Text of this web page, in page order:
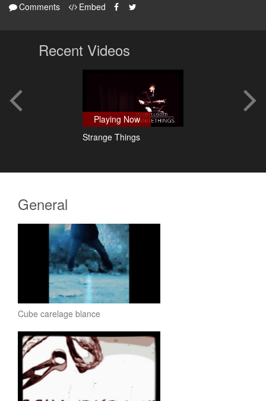
Comments
Embed
Recent Videos
Playing Now
Strange Things
General
Cube carelage blance